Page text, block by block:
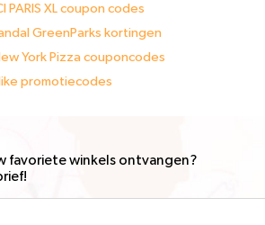
PARIS XL coupon codes
GreenParks kortingen
York Pizza couponcodes
promotiecodes
favoriete winkels ontvangen?